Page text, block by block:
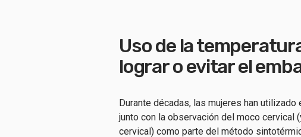
Uso de la
lograr o evitar el
Durante décadas, las mujeres han
junto con la observación del moco cervical
cervical) como parte del método